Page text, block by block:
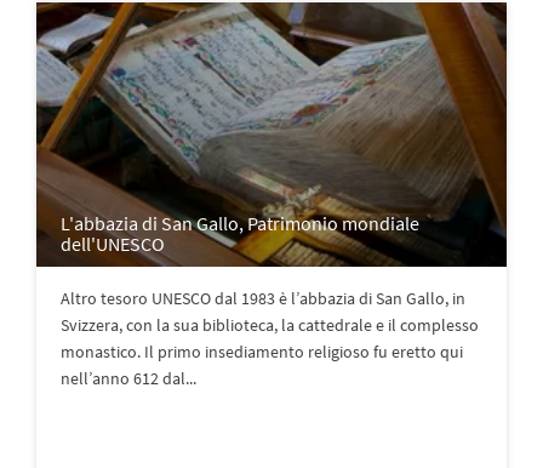
L'abbazia di San Gallo, Patrimonio mondiale
dell'UNESCO
Altro tesoro UNESCO dal 1983 è l’abbazia di San Gallo, in
Svizzera, con la sua biblioteca, la cattedrale e il complesso
monastico. Il primo insediamento religioso fu eretto qui
nell’anno 612 dal...